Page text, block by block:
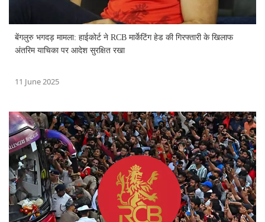
बेंगलुरु भगदड़ मामला: हाईकोर्ट ने RCB मार्केटिंग हेड की गिरफ्तारी के खिलाफ
अंतरिम याचिका पर आदेश सुरक्षित रखा
11 June 2025